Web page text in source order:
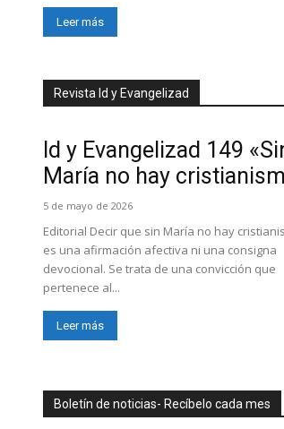
Leer más
Revista Id y Evangelizad
Id y Evangelizad 149
María no hay
5 de mayo de 2026
Editorial Decir que sin María no hay
es una afirmación afectiva ni una consigna
devocional. Se trata de una convicción que
pertenece al...
Leer más
Boletín de noticias- Recíbelo cada mes